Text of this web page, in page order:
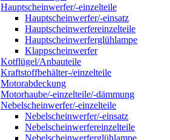
Hauptscheinwerfer/-einzelteile
Hauptscheinwerfer/-einsatz
Hauptscheinwerfereinzelteile
Hauptscheinwerferglühlampe
Klappscheinwerfer
Kotflügel/Anbauteile
Kraftstoffbehälter-/einzelteile
Motorabdeckung
Motorhaube/-einzelteile/-dämmung
Nebelscheinwerfer/-einzelteile
Nebelscheinwerfer/-einsatz
Nebelscheinwerfereinzelteile
Nebelscheinwerferglühlampe